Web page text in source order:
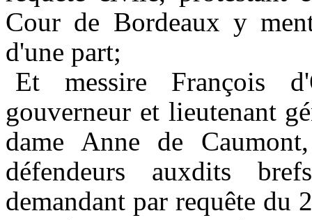
Cour de Bordeaux y
d'une part;
Et messire François
gouverneur et lieutenant
dame Anne de Caumont
défendeurs auxdits
demandant par requête du